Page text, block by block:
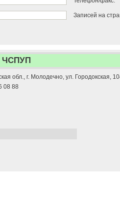
Записей на
ЧСПУП
обл., г. Молодечно, ул. Городокская,
08 88